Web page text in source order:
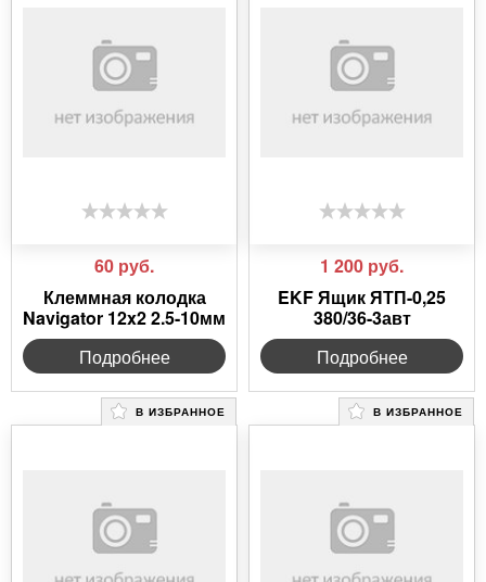
60 руб.
Клеммная колодка
Navigator 12x2 2.5-10мм
Подробнее
1 200 руб.
EKF Ящик ЯТП-0,25
380/36-3авт
Подробнее
В ИЗБРАННОЕ В ИЗБРАННОЕ